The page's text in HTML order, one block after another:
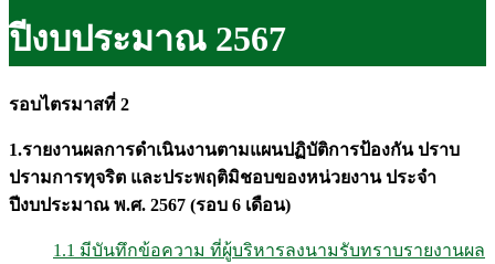
ปีงบประมาณ 2567
รอบไตรมาสที่ 2
1.รายงานผลการดำเนินงานตามแผนปฏิบัติการป้องกัน ปราบ
ปรามการทุจริต และประพฤติมิชอบของหน่วยงาน ประจำ
ปีงบประมาณ พ.ศ. 2567 (รอบ 6 เดือน)
1.1 มีบันทึกข้อความ ที่ผู้บริหารลงนามรับทราบรายงานผล